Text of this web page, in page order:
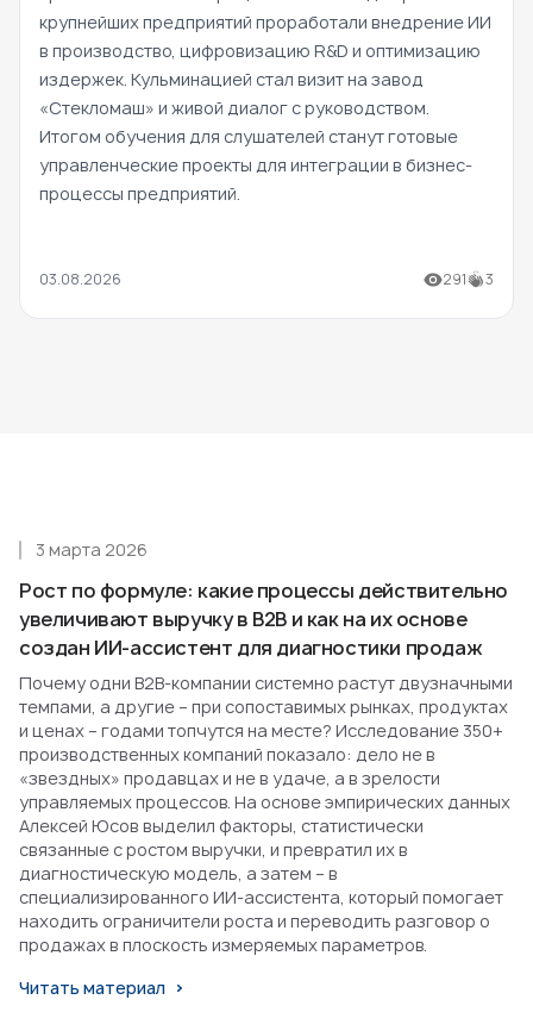
крупнейших предприятий проработали внедрение ИИ
в производство, цифровизацию R&D и оптимизацию
издержек. Кульминацией стал визит на завод
«Стекломаш» и живой диалог с руководством.
Итогом обучения для слушателей станут готовые
управленческие проекты для интеграции в бизнес-
процессы предприятий.
03.08.2026 291 3
Рост по формуле: какие процессы действительно
увеличивают выручку в B2B и как на их основе
создан ИИ-ассистент для диагностики продаж
3 марта 2026
Почему одни B2B-компании системно растут двузначными
темпами, а другие – при сопоставимых рынках, продуктах
и ценах – годами топчутся на месте? Исследование 350+
производственных компаний показало: дело не в
«звездных» продавцах и не в удаче, а в зрелости
управляемых процессов. На основе эмпирических данных
Алексей Юсов выделил факторы, статистически
связанные с ростом выручки, и превратил их в
диагностическую модель, а затем – в
специализированного ИИ-ассистента, который помогает
находить ограничители роста и переводить разговор о
продажах в плоскость измеряемых параметров.
Читать материал